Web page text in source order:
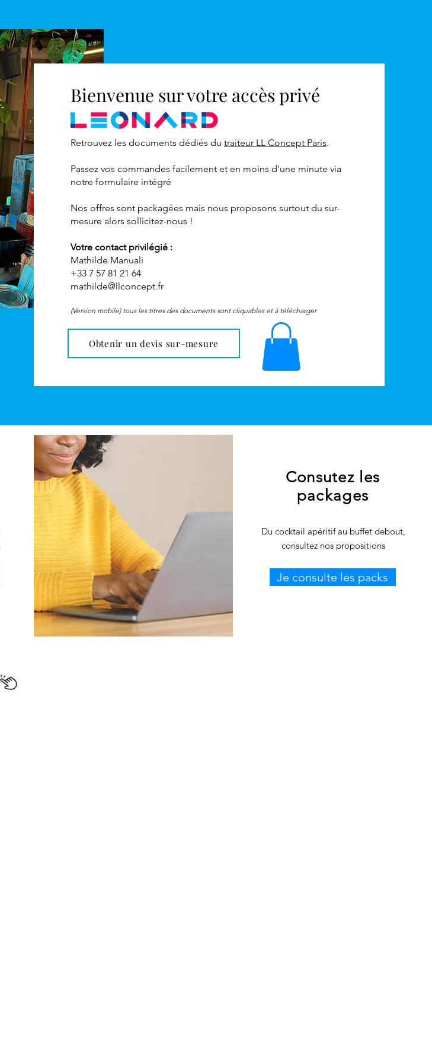
Bienvenue sur votre accès privé
Retrouvez les documents dédiés du traiteur LL Concept Paris.
Passez vos commandes facilement et en moins d'une minute via
notre formulaire intégré
Nos offres sont packagées mais nous proposons surtout du sur-
mesure alors sollicitez-nous !
Votre contact privilégié :
Mathilde Manuali
+33 7 57 81 21 64
mathilde@llconcept.fr
(Version mobile) tous les titres des documents sont cliquables et à télécharger
Obtenir un devis sur-mesure
Consutez les
packages
Du cocktail apéritif au buffet debout,
consultez nos propositions
Je consulte les packs